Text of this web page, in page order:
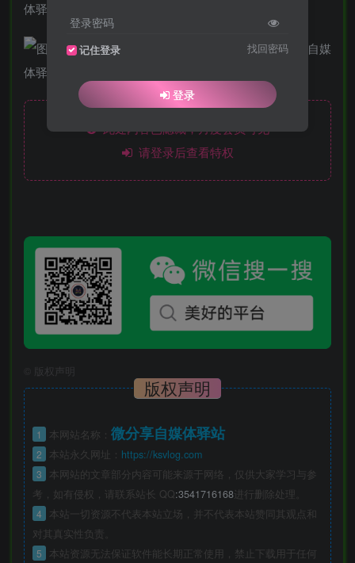
此处内容已隐藏，月度会员可见
请登录后查看特权
版权声明
版权声明
1 本网站名称： 微分享自媒体驿站
2 本站永久网址： https://ksvlog.com
3
本网站的文章部分内容可能来源于网络，仅供大家学习与参
考，如有侵权，请联系站长 QQ:3541716168进行删除处理。
4
本站一切资源不代表本站立场，并不代表本站赞同其观点和
对其真实性负责。
5
本站资源无法保证软件能长期正常使用，禁止下载用于任何
登录密码
记住登录 找回密码
登录